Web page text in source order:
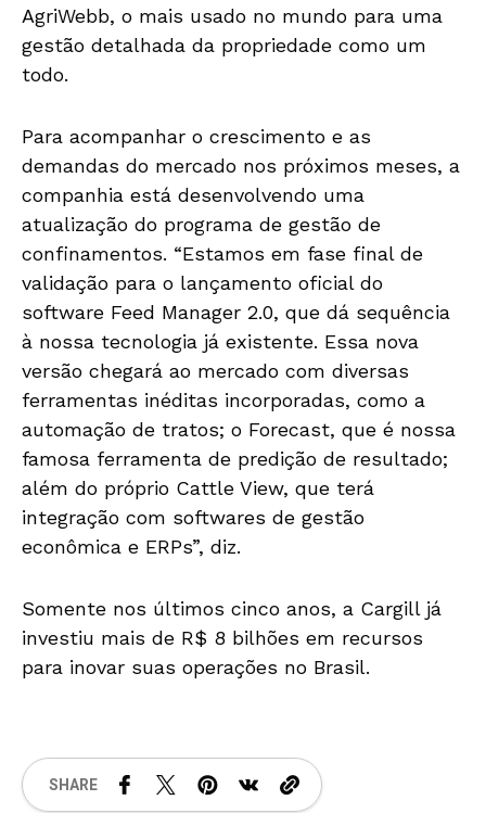
AgriWebb, o mais usado no mundo para uma
gestão detalhada da propriedade como um
todo.
Para acompanhar o crescimento e as
demandas do mercado nos próximos meses, a
companhia está desenvolvendo uma
atualização do programa de gestão de
confinamentos. “Estamos em fase final de
validação para o lançamento oficial do
software Feed Manager 2.0, que dá sequência
à nossa tecnologia já existente. Essa nova
versão chegará ao mercado com diversas
ferramentas inéditas incorporadas, como a
automação de tratos; o Forecast, que é nossa
famosa ferramenta de predição de resultado;
além do próprio Cattle View, que terá
integração com softwares de gestão
econômica e ERPs”, diz.
Somente nos últimos cinco anos, a Cargill já
investiu mais de R$ 8 bilhões em recursos
para inovar suas operações no Brasil.
SHARE